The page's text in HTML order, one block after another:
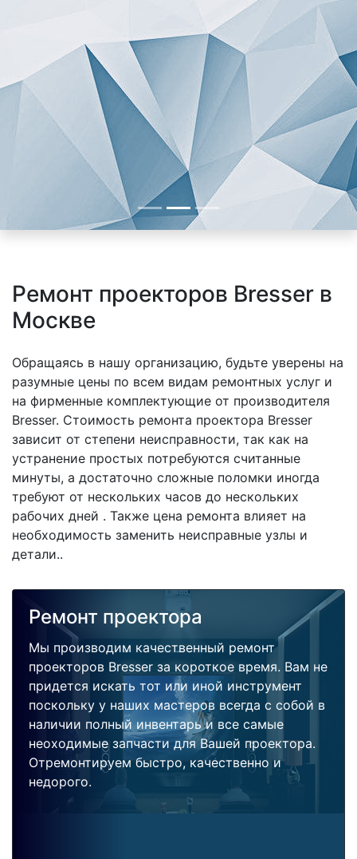
Ремонт проекторов Bresser в
Москве
Обращаясь в нашу организацию, будьте уверены на
разумные цены по всем видам ремонтных услуг и
на фирменные комплектующие от производителя
Bresser. Стоимость ремонта проектора Bresser
зависит от степени неисправности, так как на
устранение простых потребуются считанные
минуты, а достаточно сложные поломки иногда
требуют от нескольких часов до нескольких
рабочих дней . Также цена ремонта влияет на
необходимость заменить неисправные узлы и
детали..
Ремонт проектора
Мы производим качественный ремонт
проекторов Bresser за короткое время. Вам не
придется искать тот или иной инструмент
поскольку у наших мастеров всегда с собой в
наличии полный инвентарь и все самые
неоходимые запчасти для Вашей проектора.
Отремонтируем быстро, качественно и
недорого.